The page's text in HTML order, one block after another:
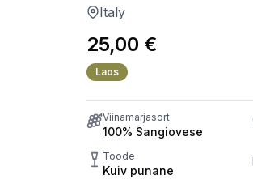
Italy
25,00 €
Laos
Viinamarjasort
100% Sangiovese
Toode
Kuiv punane